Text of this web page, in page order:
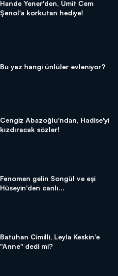
Hande Yener'den, Ümit Cem
Şenol'a korkutan hediye!
Bu yaz hangi ünlüler evleniyor?
Cengiz Abazoğlu'ndan, Hadise'yi
kızdıracak sözler!
Fenomen gelin Songül ve eşi
Hüseyin'den canlı
Batuhan Cimilli, Leyla Keskin'e
"Anne" dedi mi?